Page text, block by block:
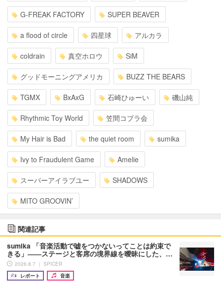
G-FREAK FACTORY SUPER BEAVER
a flood of circle 四星球 アルカラ
coldrain 真空ホロウ SiM
グッドモーニングアメリカ BUZZ THE BEARS
TGMX BxAxG 石崎ひゅーい 磯山純
Rhythmic Toy World 笠間コブラ会
My Hair is Bad the quiet room sumika
Ivy to Fraudulent Game Amelie
スーパーアイラブユー SHADOWS
MITO GROOVIN’
関連記事
sumika 「音楽活動で嘘をつかないってことは約束で
きる」――ステージと客席の境界線を曖昧にした、…
2026.8.7 ｜ SPICER
レポート
音楽